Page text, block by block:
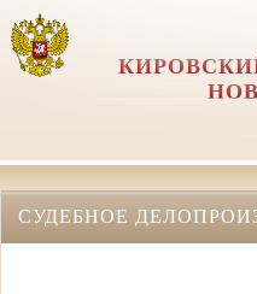
СУДЕБНОЕ